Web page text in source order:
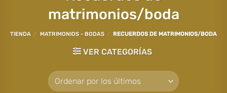
matrimonios/boda
TIENDA / MATRIMONIOS - BODAS / RECUERDOS DE MATRIMONIOS/BODA
VER CATEGORÍAS